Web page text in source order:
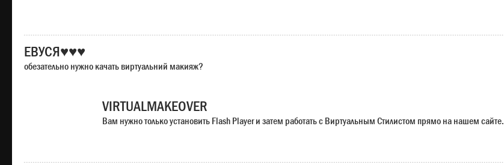
ЕВУСЯ♥♥♥
обезательно нужно качать виртуальний макияж?
VIRTUALMAKEOVER
Вам нужно только установить Flash Player и затем работать с Виртуальным Стилистом прямо на нашем сайте.